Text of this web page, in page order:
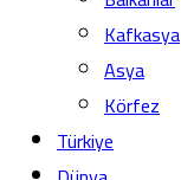
Kafkasya
Asya
Körfez
Türkiye